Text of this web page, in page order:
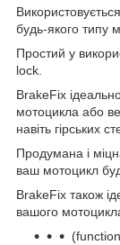
будь-якого типу
Простий у
lock.
BrakeFix
мотоцикла або
навіть гірських
Продумана і
ваш мотоцикл
BrakeFix також
вашого